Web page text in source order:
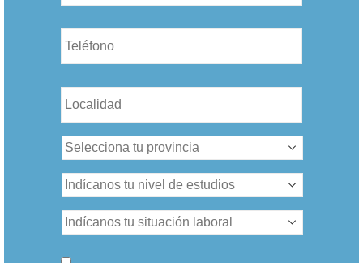
Teléfono *
Sin
nombre *
Sin
nombre *
Nivel
de
estudios *
Situación
Laboral *
Consentimiento